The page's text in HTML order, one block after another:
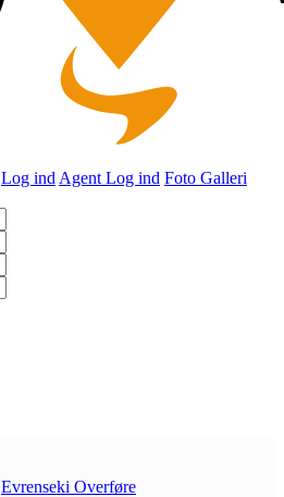
Log ind Agent Log ind Foto Galleri
Evrenseki Overføre